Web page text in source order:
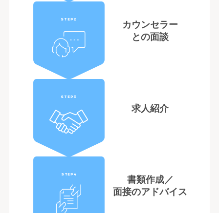
STEP2
カウンセラー
との面談
STEP3
求人紹介
STEP4
書類作成／
面接のアドバイス